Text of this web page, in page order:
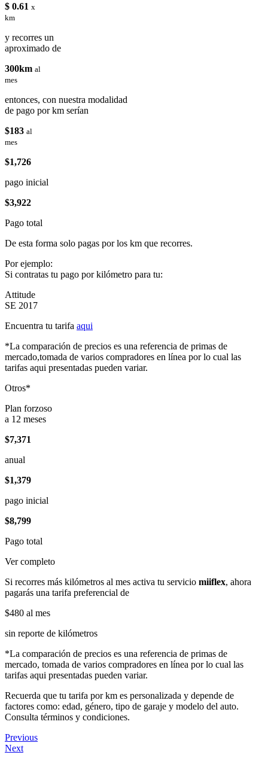
$ 0.61 x
km
y recorres un
aproximado de
300km al
mes
entonces, con nuestra modalidad
de pago por km serían
$183 al
mes
$1,726
pago inicial
$3,922
Pago total
De esta forma solo pagas por los km que recorres.
Por ejemplo:
Si contratas tu pago por kilómetro para tu:
Attitude
SE 2017
Encuentra tu tarifa aqui
*La comparación de precios es una referencia de primas de
mercado,tomada de varios compradores en línea por lo cual las
tarifas aqui presentadas pueden variar.
Otros*
Plan forzoso
a 12 meses
$7,371
anual
$1,379
pago inicial
$8,799
Pago total
Ver completo
Si recorres más kilómetros al mes activa tu servicio miiflex, ahora
pagarás una tarifa preferencial de
$480 al mes
sin reporte de kilómetros
*La comparación de precios es una referencia de primas de
mercado, tomada de varios compradores en línea por lo cual las
tarifas aqui presentadas pueden variar.
Recuerda que tu tarifa por km es personalizada y depende de
factores como: edad, género, tipo de garaje y modelo del auto.
Consulta términos y condiciones.
Previous
Next